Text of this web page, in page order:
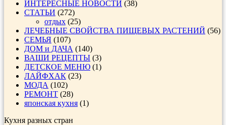
ИНТЕРЕСНЫЕ НОВОСТИ (38)
СТАТЬИ (272)
отдых (25)
ЛЕЧЕБНЫЕ СВОЙСТВА ПИЩЕВЫХ РАСТЕНИЙ (56)
СЕМЬЯ (107)
ДОМ и ДАЧА (140)
ВАШИ РЕЦЕПТЫ (3)
ДЕТСКОЕ МЕНЮ (1)
ЛАЙФХАК (23)
МОДА (102)
РЕМОНТ (28)
японская кухня (1)
Кухня разных стран